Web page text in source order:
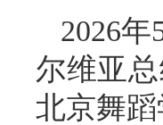
2026
尔维亚
北京舞蹈